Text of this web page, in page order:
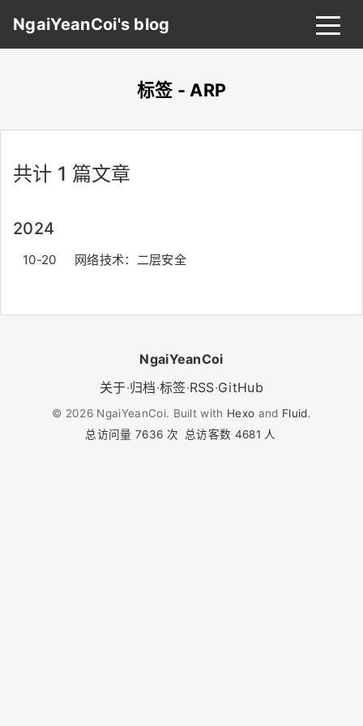
NgaiYeanCoi's blog
归档
标签
搜索 关灯
标签 - ARP
共计 1 篇文章
2024
10-20 网络技术：二层安全
NgaiYeanCoi
关于·归档·标签·RSS·GitHub
© 2026 NgaiYeanCoi. Built with Hexo and Fluid.
总访问量7636 次 总访客数 4681 人